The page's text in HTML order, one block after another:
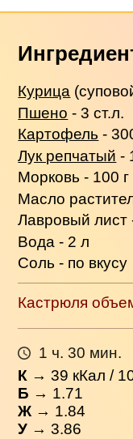
Курица
Пшено - 3 ст.л.
Картофель -
Лук репчатый -
Морковь - 100 г
Масло
Лавровый лист
Вода - 2 л
Соль - по вкусу
Кастрюля
1 ч. 30 мин.
К →39 кКал /
Б → 1.71
Ж → 1.84
У → 3.86